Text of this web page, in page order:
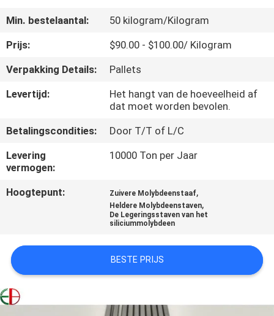
KWALITEITSCONTROLE
CONTACTEER
NIEUWS
VERZOEK
CITAAT
SITEMAP
Min. bestelaantal:
50 kilogram/Kilogram
Prijs:
$90.00 - $100.00/ Kilogram
Verpakking Details:
Pallets
Levertijd:
Het hangt van de hoeveelheid af
dat moet worden bevolen.
Betalingscondities:
Door T/T of L/C
Levering
vermogen:
10000 Ton per Jaar
Hoogtepunt: Zuivere Molybdeenstaaf,
Heldere Molybdeenstaven,
De Legeringsstaven van het
siliciummolybdeen
BESTE PRIJS